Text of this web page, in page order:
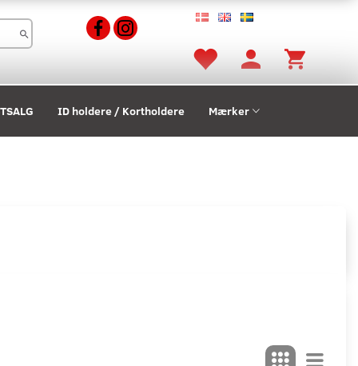
ID holdere / Kortholdere Mærker